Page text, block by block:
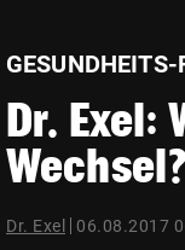
Dr.
Wechsel?
Dr. Exel 06.08.2017